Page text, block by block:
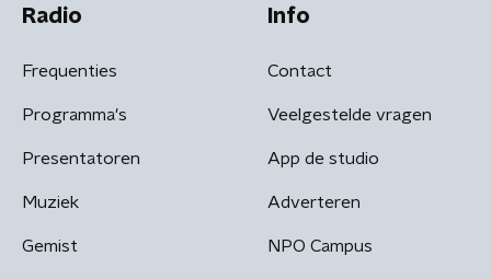
Radio
Frequenties
Programma's
Presentatoren
Muziek
Gemist
Info
Contact
Veelgestelde vragen
App de studio
Adverteren
NPO Campus